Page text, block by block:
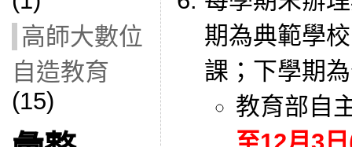
高師大數位
自造教育
(15)
期為典範學
課；下學期
教育部自